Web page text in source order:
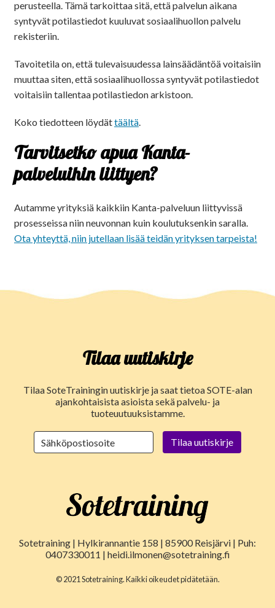
perusteella. Tämä tarkoittaa sitä, että palvelun aikana
syntyvät potilastiedot kuuluvat sosiaalihuollon palvelu
rekisteriin.
Tavoitetila on, että tulevaisuudessa lainsäädäntöä voitaisiin
muuttaa siten, että sosiaalihuollossa syntyvät potilastiedot
voitaisiin tallentaa potilastiedon arkistoon.
Koko tiedotteen löydättäältä.
Tarvitsetko apua Kanta-
palveluihin liittyen?
Autamme yrityksiä kaikkiin Kanta-palveluun liittyvissä
prosesseissa niin neuvonnan kuin koulutuksenkin saralla.
Ota yhteyttä, niin jutellaan lisää teidän yrityksen tarpeista!
Tilaa uutiskirje
Tilaa SoteTrainingin uutiskirje ja saat tietoa SOTE-alan
ajankohtaisista asioista sekä palvelu- ja
tuoteuutuuksistamme.
Sotetraining | Hylkirannantie 158 | 85900 Reisjärvi | Puh:
0407330011 | heidi.ilmonen@sotetraining.fi
© 2021 Sotetraining. Kaikki oikeudet pidätetään.